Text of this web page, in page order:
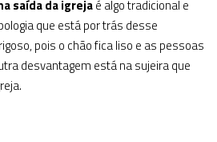
saída da igrejaé algo tradicional e
que está por trás desse
pois o chão fica liso e as pessoas
desvantagem está na sujeira que